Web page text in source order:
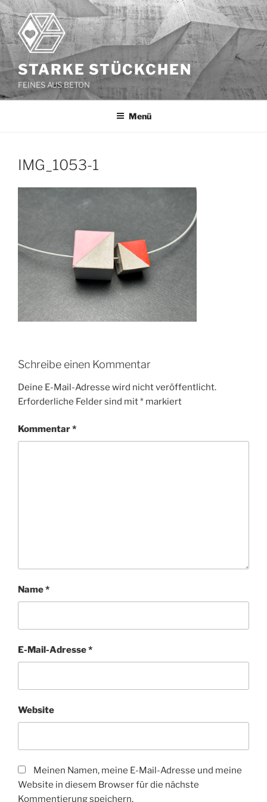
Zum
Inhalt
springen
STARKE STÜCKCHEN
FEINES AUS BETON
Menü
IMG_1053-1
Schreibe einen Kommentar
Deine E-Mail-Adresse wird nicht veröffentlicht.
Erforderliche Felder sind mit* markiert
Kommentar*
Name*
E-Mail-Adresse*
Website
Meinen Namen, meine E-Mail-Adresse und meine
Website in diesem Browser für die nächste
Kommentierung speichern.